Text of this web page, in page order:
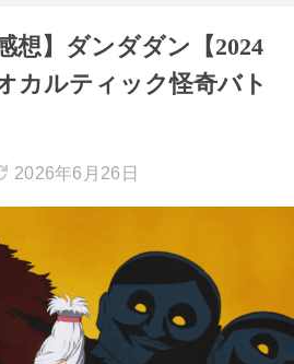
想】ダンダダン【2024
カルティック怪奇バト
2026年6月26日